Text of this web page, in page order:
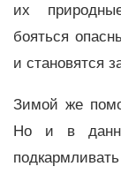
их
бояться
и становятся
Зимой же
Но и в